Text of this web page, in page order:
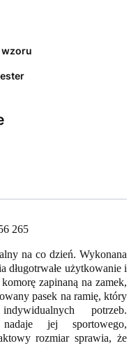
wzoru
265
na co dzień. Wykonana
długotrwałe użytkowanie i
zapinaną na zamek,
pasek na ramię, który
potrzeb.
jej sportowego,
rozmiar sprawia, że